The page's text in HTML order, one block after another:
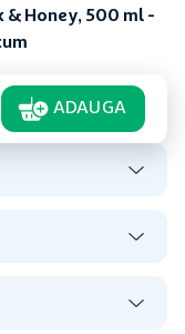
& Honey, 500 ml -
ADAUGA